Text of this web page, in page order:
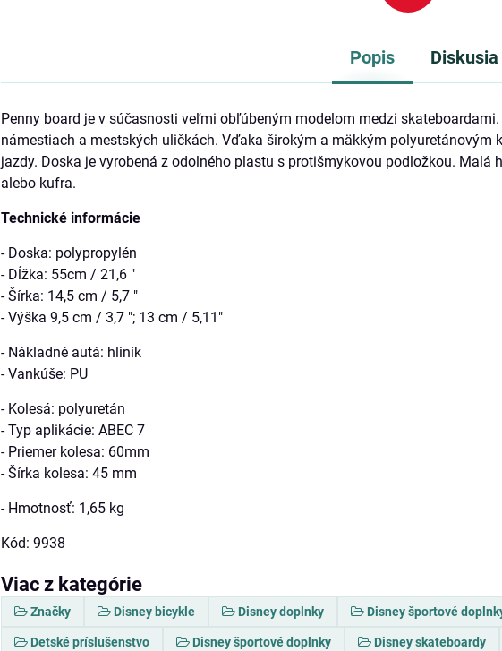
Popis Diskusia
Penny board je v súčasnosti veľmi obľúbeným modelom medzi
námestiach a mestských uličkách. Vďaka širokým a mäkkým
jazdy. Doska je vyrobená z odolného plastu s protišmykovou podložkou.
alebo kufra.
Technické informácie
- Doska: polypropylén
- Dĺžka: 55cm / 21,6 "
- Šírka: 14,5 cm / 5,7 "
- Výška 9,5 cm / 3,7 "; 13 cm / 5,11"
- Nákladné autá: hliník
- Vankúše: PU
- Kolesá: polyuretán
- Typ aplikácie: ABEC 7
- Priemer kolesa: 60mm
- Šírka kolesa: 45 mm
- Hmotnosť: 1,65 kg
Kód: 9938
Viac z kategórie
Značky Disney bicykle Disney doplnky Disney športové
Detské príslušenstvo Disney športové doplnky Disney skateboardy